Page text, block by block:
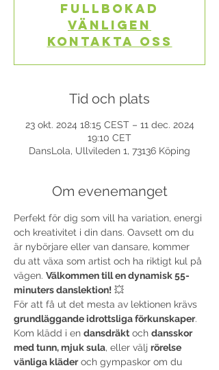
Fullbokad
Vänligen
kontakta oss
Tid och plats
23 okt. 2024 18:15 CEST – 11 dec. 2024
19:10 CET
DansLola, Ullvileden 1, 73136 Köping
Om evenemanget
Perfekt för dig som vill ha variation, energi
och kreativitet i din dans. Oavsett om du
är nybörjare eller van dansare, kommer
du att växa som artist och ha riktigt kul på
vägen. Välkommen till en dynamisk 55-
minuters danslektion! 💥
För att få ut det mesta av lektionen krävs
grundläggande idrottsliga förkunskaper.
Kom klädd i en dansdräkt och dansskor
med tunn, mjuk sula, eller välj rörelse
vänliga kläder och gympaskor om du